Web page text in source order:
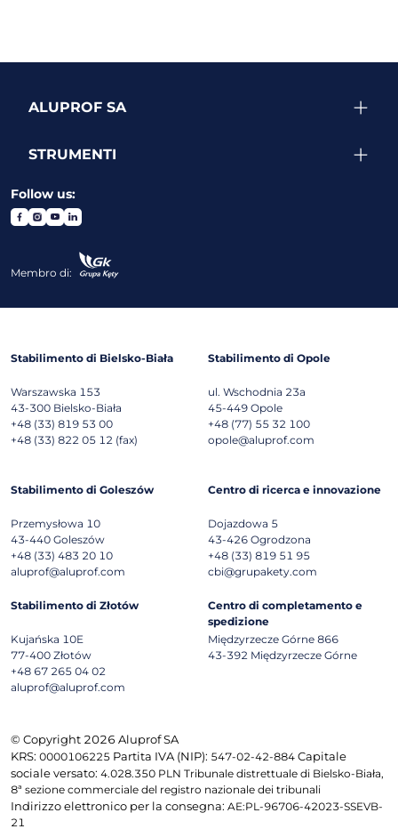
ALUPROF SA
STRUMENTI
Follow us:
Membro di:
Stabilimento di Bielsko-Biała
Warszawska 153
43-300 Bielsko-Biała
+48 (33) 819 53 00
+48 (33) 822 05 12 (fax)
Stabilimento di Opole
ul. Wschodnia 23a
45-449 Opole
+48 (77) 55 32 100
opole@aluprof.com
Stabilimento di Goleszów
Przemysłowa 10
43-440 Goleszów
+48 (33) 483 20 10
aluprof@aluprof.com
Centro di ricerca e innovazione
Dojazdowa 5
43-426 Ogrodzona
+48 (33) 819 51 95
cbi@grupakety.com
Stabilimento di Złotów
Kujańska 10E
77-400 Złotów
+48 67 265 04 02
aluprof@aluprof.com
Centro di completamento e
spedizione
Międzyrzecze Górne 866
43-392 Międzyrzecze Górne
© Copyright 2026 Aluprof SA
KRS: 0000106225 Partita IVA (NIP): 547-02-42-884 Capitale
sociale versato: 4.028.350 PLN Tribunale distrettuale di Bielsko-Biała,
8ª sezione commerciale del registro nazionale dei tribunali
Indirizzo elettronico per la consegna: AE:PL-96706-42023-SSEVB-
21